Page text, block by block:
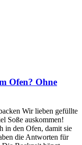
Ofen? Ohne
Wir lieben gefüllte
Soße auskommen!
in den Ofen, damit sie
die Antworten für